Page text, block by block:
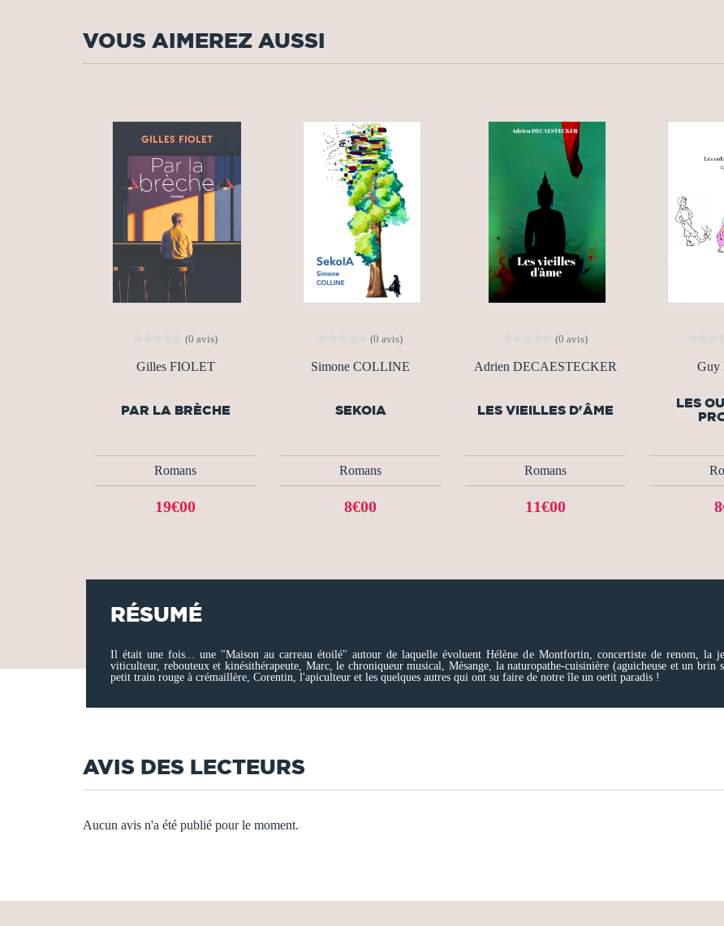
VOUS AIMEREZ AUSSI
(0 avis)
Gilles FIOLET
PAR LA BRÈCHE
Romans
19€00
(0 avis)
Simone COLLINE
SEKOIA
Romans
8€00
(0 avis)
Adrien DECAESTECKER
LES VIEILLES D'ÂME
Romans
11€00
Guy
LES
RÉSUMÉ
Il était une fois... une "Maison au carreau étoilé" autour de laquelle évoluent Hélène de Montfortin, concertiste de renom, la
viticulteur, rebouteux et kinésithérapeute, Marc, le chroniqueur musical, Mésange, la naturopathe-cuisinière (aguicheuse et un
petit train rouge à crémaillère, Corentin, l'apiculteur et les quelques autres qui ont su faire de notre île un oetit paradis !
AVIS DES LECTEURS
Aucun avis n'a été publié pour le moment.